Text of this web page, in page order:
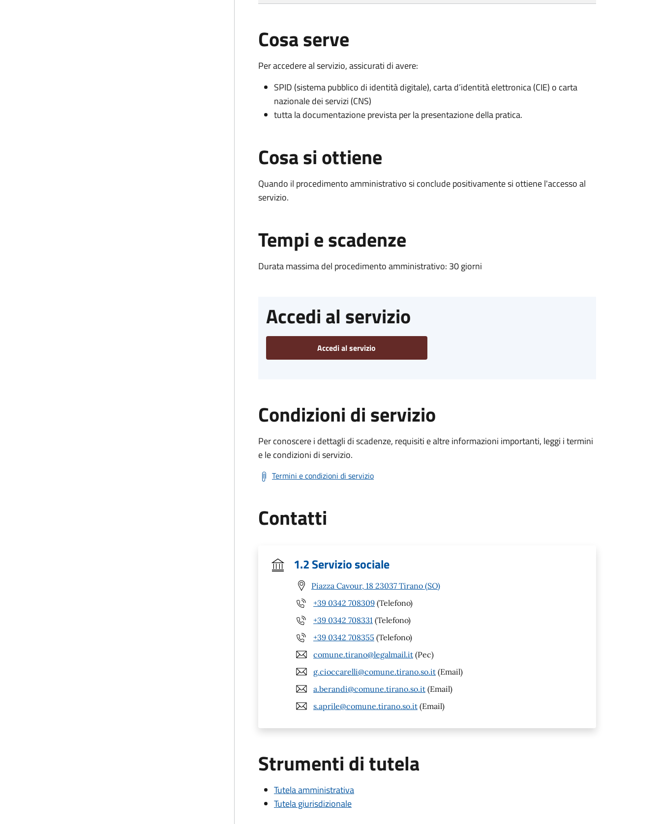
Cosa serve
Per accedere al servizio, assicurati di avere:
SPID (sistema pubblico di identità digitale), carta d’identità elettronica (CIE) o carta
nazionale dei servizi (CNS)
tutta la documentazione prevista per la presentazione della pratica.
Cosa si ottiene
Quando il procedimento amministrativo si conclude positivamente si ottiene l'accesso al
servizio.
Tempi e scadenze
Durata massima del procedimento amministrativo: 30 giorni
Accedi al servizio
Accedi al servizio
Condizioni di servizio
Per conoscere i dettagli di scadenze, requisiti e altre informazioni importanti, leggi i termini
e le condizioni di servizio.
Termini e condizioni di servizio
Contatti
1.2 Servizio sociale
Piazza Cavour, 18 23037 Tirano (SO)
+39 0342 708309 (Telefono)
+39 0342 708331 (Telefono)
+39 0342 708355 (Telefono)
comune.tirano@legalmail.it (Pec)
g.cioccarelli@comune.tirano.so.it (Email)
a.berandi@comune.tirano.so.it (Email)
s.aprile@comune.tirano.so.it (Email)
Strumenti di tutela
Tutela amministrativa
Tutela giurisdizionale